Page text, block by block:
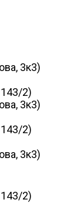
3к3)
2)
3к3)
2)
3к3)
2)